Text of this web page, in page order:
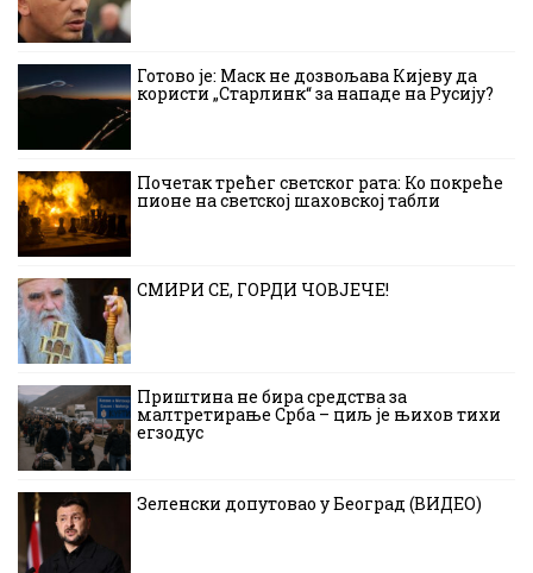
Готово је: Маск не дозвољава Кијеву да
користи „Старлинк“ за нападе на Русију?
Почетак трећег светског рата: Ко покреће
пионе на светској шаховској табли
СМИРИ СЕ, ГОРДИ ЧОВЈЕЧЕ!
Приштина не бира средства за
малтретирање Срба – циљ је њихов тихи
егзодус
Зеленски допутовао у Београд (ВИДЕО)